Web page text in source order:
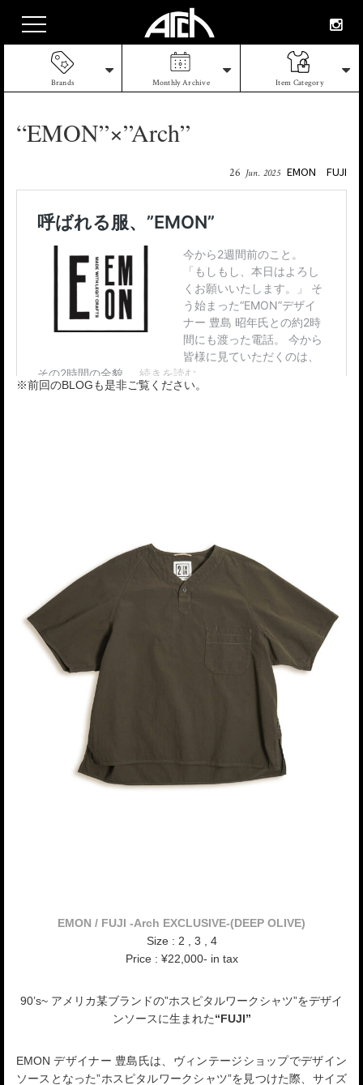
Brands Monthly Archive Item Category
“EMON”×”Arch”
26 Jun. 2025 EMON FUJI
※前回のBLOGも是非ご覧ください。
EMON / FUJI -Arch EXCLUSIVE-(DEEP OLIVE)
Size : 2 , 3 , 4
Price : ¥22,000- in tax
90’s~ アメリカ某ブランドの”ホスピタルワークシャツ”をデザイ
ンソースに生まれた“FUJI”
EMON デザイナー 豊島氏は、ヴィンテージショップでデザイン
ソースとなった”ホスピタルワークシャツ”を見つけた際、サイズ